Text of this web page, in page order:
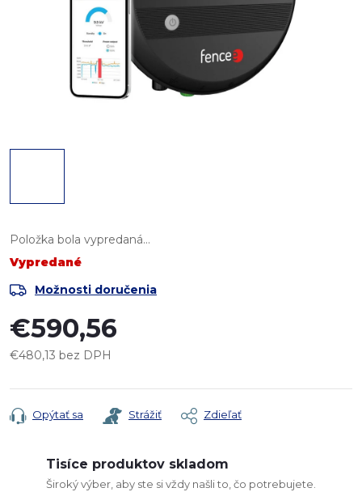
Položka bola vypredaná…
Vypredané
Možnosti doručenia
€590,56
€480,13 bez DPH
cena:
Opýtať sa Strážiť Zdieľať
Tisíce produktov skladom
Široký výber, aby ste si vždy našli to, čo potrebujete.